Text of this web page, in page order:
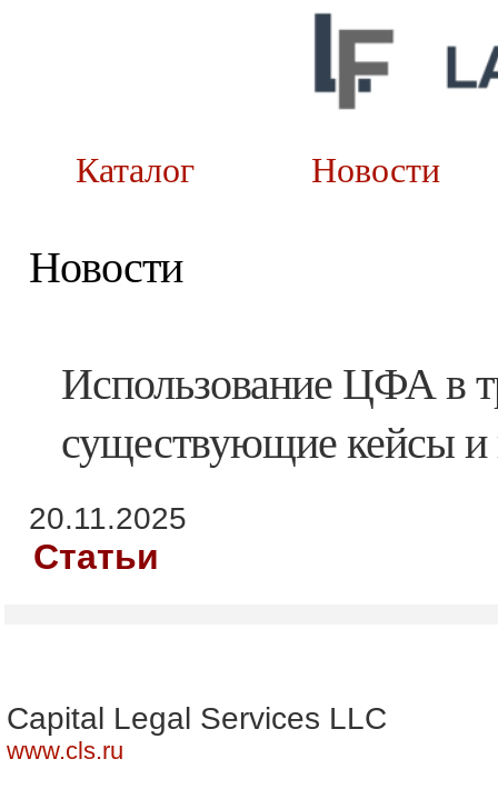
Каталог
Новости
Использование ЦФА в
существующие кейсы и
20.11.2025
Статьи
Capital Legal Services LLC
www.cls.ru